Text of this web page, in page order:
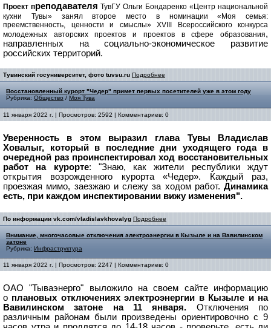
Проект преподавателя ТувГУ Ольги Бондаренко «Центр национальной
кухни Тувы» занял второе место в номинации «Моя семья:
преемственность, ценности и смыслы» XVIII Всероссийского конкурса
молодежных авторских проектов и проектов в сфере образования,
направленных на социально-экономическое развитие
российских территорий.
Тувинский госуниверситет, фото tuvsu.ru Подробнее
Восстановленный курорт "Чедер" примет первых посетителей уже в этом году
Рубрика: Общество / Моя Тува
11 января 2022 г. | Просмотров: 2592 | Комментариев: 0
Уверенность в этом выразил глава Тувы Владислав
Ховалыг, который в последние дни уходящего года в
очередной раз проинспектировал ход восстановительных
работ на курорте: "Знаю, как жители республики ждут
открытия возрожденного курорта «Чедер». Каждый раз,
проезжая мимо, заезжаю и слежу за ходом работ. Динамика
есть, при каждом инспектировании вижу изменения".
По информации vk.com/vladislavkhovalyg Подробнее
Внимание, многочасовые отключения электроэнергии в Кызыле и на Вавилинском
затоне
Рубрика: Инфраструктура
11 января 2022 г. | Просмотров: 2247 | Комментариев: 0
ОАО "Тываэнерго" выложило на своем сайте информацию
о плановых отключениях электроэнергии в Кызыле и на
Вавилинском затоне на 11 января. Отключения по
различным районам были произведены ориентировочно с 9